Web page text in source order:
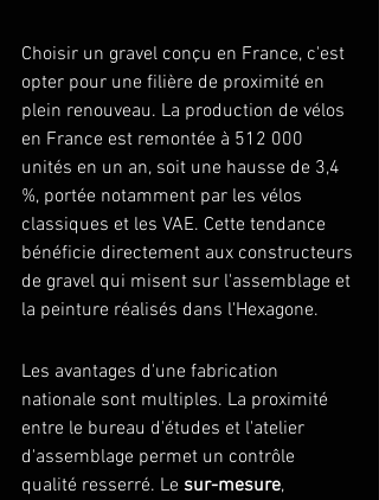
Choisir un gravel conçu en France, c'est
opter pour une filière de proximité en
plein renouveau. La production de vélos
en France est remontée à 512 000
unités en un an, soit une hausse de 3,4
%, portée notamment par les vélos
classiques et les VAE. Cette tendance
bénéficie directement aux constructeurs
de gravel qui misent sur l'assemblage et
la peinture réalisés dans l'Hexagone.
Les avantages d'une fabrication
nationale sont multiples. La proximité
entre le bureau d'études et l'atelier
d'assemblage permet un contrôle
qualité resserré. Le sur-mesure,